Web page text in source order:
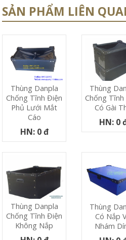
SẢN PHẨM LIÊN
Thùng Danpla
Chống Tĩnh Điện
Phủ Lưới Mắt
Cáo
HN: 0 đ
Thùng
Chống
Có Gài
HN: 0
Thùng Danpla
Chống Tĩnh Điện
Không Nắp
Thùng
Có Nắp
Nhám